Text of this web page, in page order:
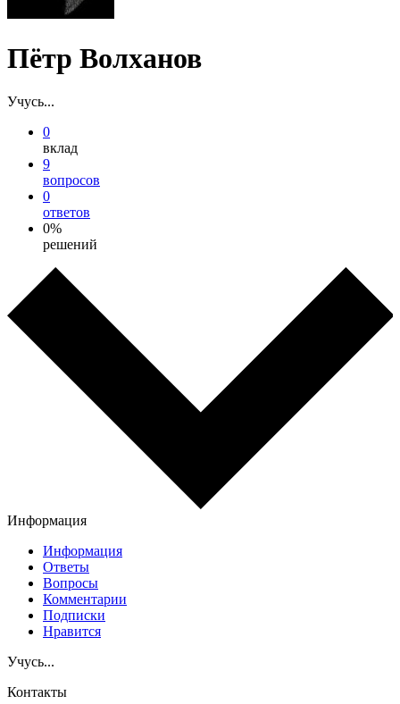
Пётр Волханов
Учусь...
0
вклад
9
вопросов
0
ответов
0%
решений
Информация
Информация
Ответы
Вопросы
Комментарии
Подписки
Нравится
Учусь...
Контакты